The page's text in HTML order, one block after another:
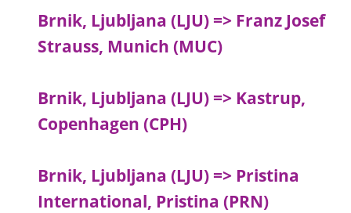
Brnik, Ljubljana (LJU) => Franz Josef
Strauss, Munich (MUC)
Brnik, Ljubljana (LJU) => Kastrup,
Copenhagen (CPH)
Brnik, Ljubljana (LJU) => Pristina
International, Pristina (PRN)